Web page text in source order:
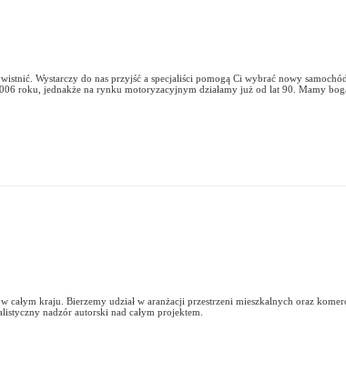
Wystarczy do nas przyjść a specjaliści pomogą Ci wybrać nowy
roku, jednakże na rynku motoryzacyjnym działamy już od lat 90. Mamy
kraju. Bierzemy udział w aranżacji przestrzeni mieszkalnych oraz
nadzór autorski nad całym projektem.